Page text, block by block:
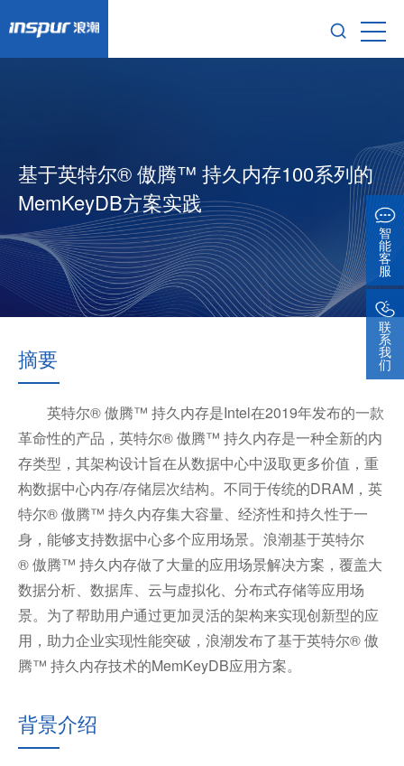
基于英特尔® 傲腾™ 持久内存100系列的
MemKeyDB方案实践
摘要
英特尔® 傲腾™ 持久内存是Intel在2019年发布的一款
革命性的产品，英特尔® 傲腾™ 持久内存是一种全新的内
存类型，其架构设计旨在从数据中心中汲取更多价值，重
构数据中心内存/存储层次结构。不同于传统的DRAM，英
特尔® 傲腾™ 持久内存集大容量、经济性和持久性于一
身，能够支持数据中心多个应用场景。浪潮基于英特尔
® 傲腾™ 持久内存做了大量的应用场景解决方案，覆盖大
数据分析、数据库、云与虚拟化、分布式存储等应用场
景。为了帮助用户通过更加灵活的架构来实现创新型的应
用，助力企业实现性能突破，浪潮发布了基于英特尔® 傲
腾™ 持久内存技术的MemKeyDB应用方案。
背景介绍
智
能
客
服
联
系
我
们